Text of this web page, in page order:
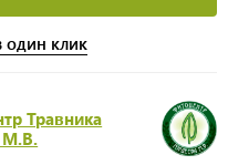
один клик
Травника
М.В.